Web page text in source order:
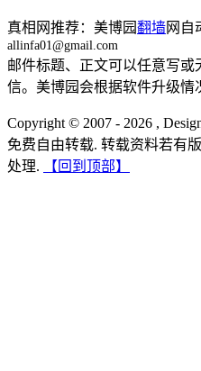
真相网推荐：美博园翻墙网自
allinfa01@gmail.com
邮件标题、正文可以任意写或
信。美博园会根据软件升级情
Copyright © 2007 - 2026 ,
免费自由转载. 转载资料若有
处理.
【回到顶部】